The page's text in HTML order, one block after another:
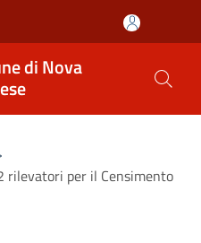
di Nova
rilevatori per il Censimento